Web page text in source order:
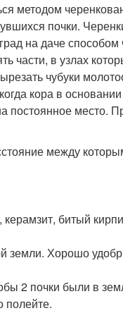
методом
почки.
на даче
части, в узлах
чубуки
кора в
постоянное место.
между
битый
земли. Хорошо
2 почки были в
полейте.